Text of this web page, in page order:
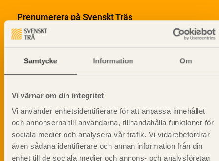
Samtycke Information Om
Vi värnar om din integritet
Vi använder enhetsidentifierare för att anpassa innehållet
och annonserna till användarna, tillhandahålla funktioner för
sociala medier och analysera vår trafik. Vi vidarebefordrar
även sådana identifierare och annan information från din
enhet till de sociala medier och annons- och analysföretag
Prenumerera på Svenskt Träs
informationsutskick!